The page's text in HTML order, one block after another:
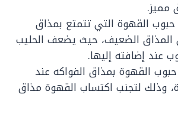
مميز.
حبوب القهوة التي تتمتع بمذاق
المذاق الضعيف، حيث يضعف الحليب
عند إضافته إليها.
القهوة بمذاق الفواكه عند
وذلك لتجنب اكتساب القهوة مذاق